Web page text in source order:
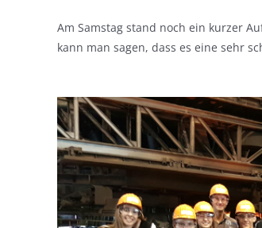
Am Samstag stand noch ein kurzer
kann man sagen, dass es eine sehr